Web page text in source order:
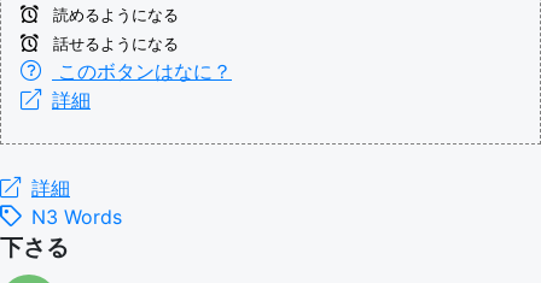
読めるようになる
話せるようになる
このボタンはなに？
詳細
詳細
N3 Words
下さる